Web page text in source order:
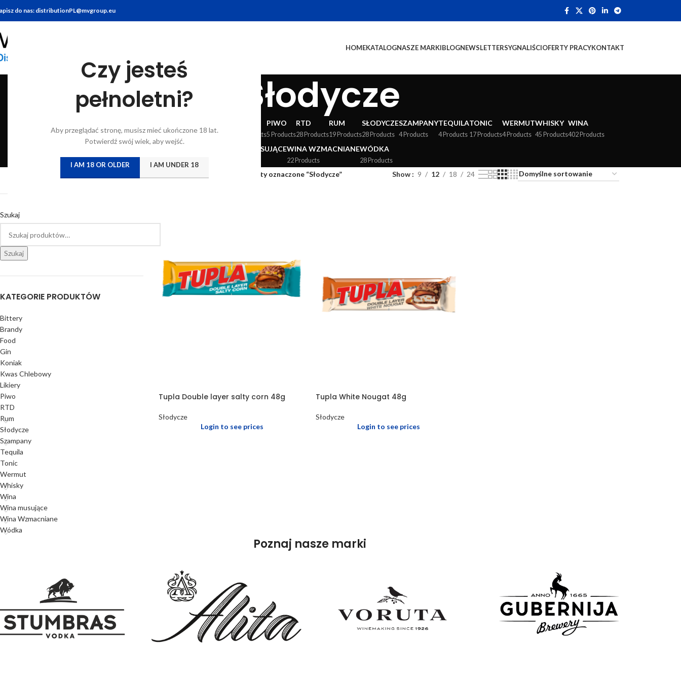
Czy jesteś
pełnoletni?
Aby przeglądać stronę, musisz mieć ukończone 18 lat.
Potwierdź swój wiek, aby wejść.
I AM 18 OR OLDER I AM UNDER 18
do nas: distributionPL@mvgroup.eu
HOMEKATALOGNASZE MARKIBLOGNEWSLETTERSYGNALIŚCIOFERTY PRACYKONTAKT
Słodycze
7 Products10 Products22 Products7 Products5 Products 24 Products
PIWO
5 Products
RTD
28 Products
RUM
19 Products
SŁODYCZE
28 Products
SZAMPANY
4 Products
TEQUILA
4 Products
TONIC
17 Products
WERMUT
4 Products
WHISKY
45 Products
WINA
402 Products
WINA MUSUJĄCEWINA WZMACNIANE
22 Products
WÓDKA
28 Products
Szukaj
Szukaj
KATEGORIE PRODUKTÓW
Bittery
Brandy
Food
Gin
Koniak
Kwas Chlebowy
Likiery
Piwo
RTD
Rum
Słodycze
Szampany
Tequila
Tonic
Wermut
Whisky
Wina
Wina musujące
Wina Wzmacniane
Wódka
Produkty oznaczone “Słodycze” Show 9 12 18 24
Tupla Double layer salty corn 48g
Słodycze
Login to see prices
Tupla White Nougat 48g
Słodycze
Login to see prices
Poznaj nasze marki